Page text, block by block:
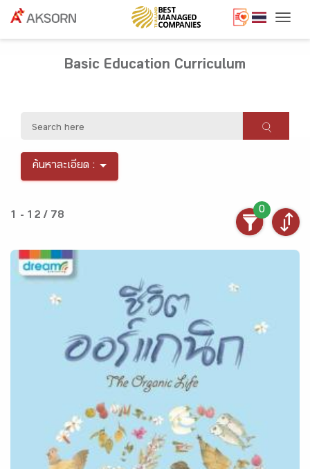
Basic Education Curriculum
ค้นหาละเอียด :
1 - 12 / 78
0